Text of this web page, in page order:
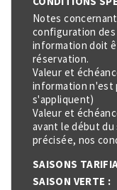
Notes
configuration
information doit
réservation.
Valeur et
information n'est
s'appliquent)
Valeur et
avant le début
précisée, nos
SAISONS
SAISON VERTE :